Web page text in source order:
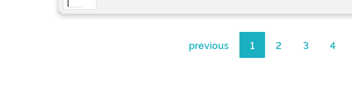
previous 1 2 3 4